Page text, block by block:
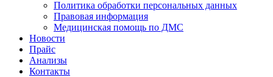
Политика обработки персональных данных
Правовая информация
Медицинская помощь по ДМС
Новости
Прайс
Анализы
Контакты